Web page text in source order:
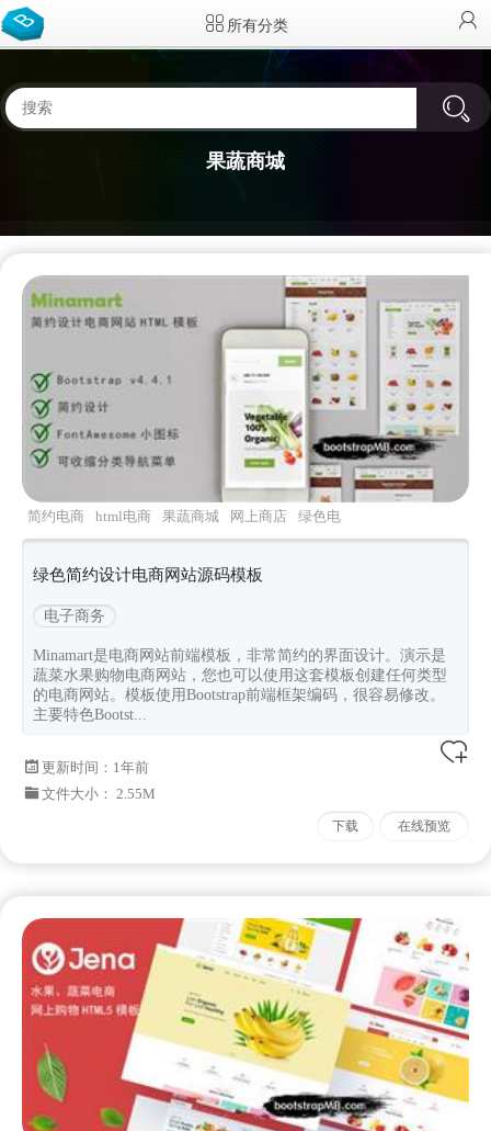
所有分类
果蔬商城
简约电商 html电商 果蔬商城 网上商店
绿色电
商
绿色简约设计电商网站源码模板
电子商务
Minamart是电商网站前端模板，非常简约的界面设计。演示是
蔬菜水果购物电商网站，您也可以使用这套模板创建任何类型
的电商网站。模板使用Bootstrap前端框架编码，很容易修改。
主要特色Bootst...
更新时间： 1年前
文件大小： 2.55M
下载 在线预览